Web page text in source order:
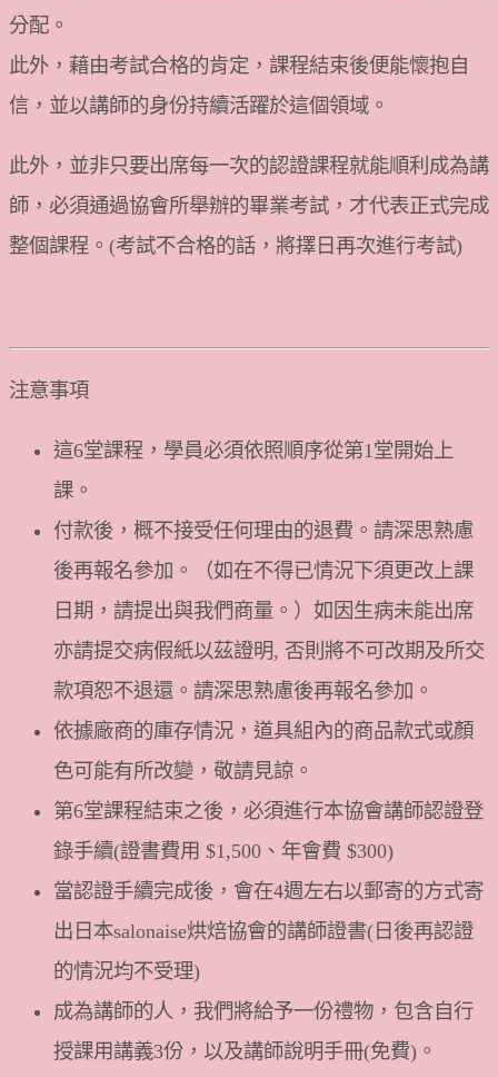
分配。
此外，藉由考試合格的肯定，課程結束後便能懷抱自
信，並以講師的身份持續活躍於這個領域。
此外，並非只要出席每一次的認證課程就能順利成為講
師，必須通過協會所舉辦的畢業考試，才代表正式完成
整個課程。(考試不合格的話，將擇日再次進行考試)
注意事項
這6堂課程，學員必須依照順序從第1堂開始上
課。
付款後，概不接受任何理由的退費。請深思熟慮
後再報名參加。（如在不得已情況下須更改上課
日期，請提出與我們商量。）如因生病未能出席
亦請提交病假紙以茲證明, 否則將不可改期及所交
款項恕不退還。請深思熟慮後再報名參加。
依據廠商的庫存情況，道具組內的商品款式或顏
色可能有所改變，敬請見諒。
第6堂課程結束之後，必須進行本協會講師認證登
錄手續(證書費用 $1,500、年會費 $300)
當認證手續完成後，會在4週左右以郵寄的方式寄
出日本salonaise烘焙協會的講師證書(日後再認證
的情況均不受理)
成為講師的人，我們將給予一份禮物，包含自行
授課用講義3份，以及講師說明手冊(免費)。